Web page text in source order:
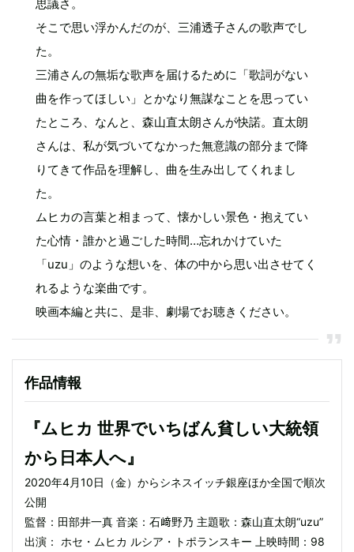
思議さ。
そこで思い浮かんだのが、三浦透子さんの歌声でし
た。
三浦さんの無垢な歌声を届けるために「歌詞がない
曲を作ってほしい」とかなり無謀なことを思ってい
たところ、なんと、森山直太朗さんが快諾。直太朗
さんは、私が気づいてなかった無意識の部分まで降
りてきて作品を理解し、曲を生み出してくれまし
た。
ムヒカの言葉と相まって、懐かしい景色・抱えてい
た心情・誰かと過ごした時間…忘れかけていた
「uzu」のような想いを、体の中から思い出させてく
れるような楽曲です。
映画本編と共に、是非、劇場でお聴きください。
作品情報
『ムヒカ 世界でいちばん貧しい大統領
から日本人へ』
2020年4月10日（金）からシネスイッチ銀座ほか全国で順次
公開
監督：田部井一真 音楽：石﨑野乃 主題歌：森山直太朗“uzu”
出演： ホセ・ムヒカ ルシア・トポランスキー 上映時間：98